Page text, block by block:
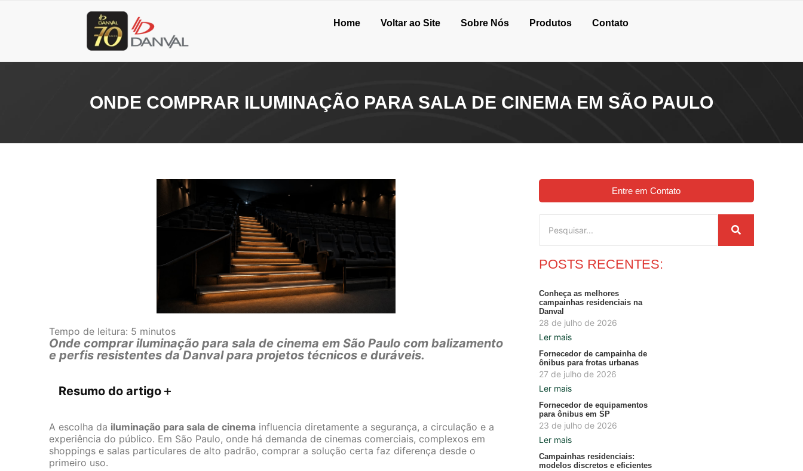
Home Voltar ao Site Sobre Nós Produtos Contato
ONDE COMPRAR ILUMINAÇÃO PARA SALA DE CINEMA EM SÃO PAULO
Tempo de leitura: 5 minutos
Onde comprar iluminação para sala de cinema em São Paulo com balizamento
e perfis resistentes da Danval para projetos técnicos e duráveis.
Resumo do artigo＋
A escolha da iluminação para sala de cinema influencia diretamente a segurança, a circulação e a
experiência do público. Em São Paulo, onde há demanda de cinemas comerciais, complexos em
shoppings e salas particulares de alto padrão, comprar a solução certa faz diferença desde o
primeiro uso.
Entre em Contato
POSTS RECENTES:
Conheça as melhores
campainhas residenciais na
Danval
28 de julho de 2026
Ler mais
Fornecedor de campainha de
ônibus para frotas urbanas
27 de julho de 2026
Ler mais
Fornecedor de equipamentos
para ônibus em SP
23 de julho de 2026
Ler mais
Campainhas residenciais:
modelos discretos e eficientes